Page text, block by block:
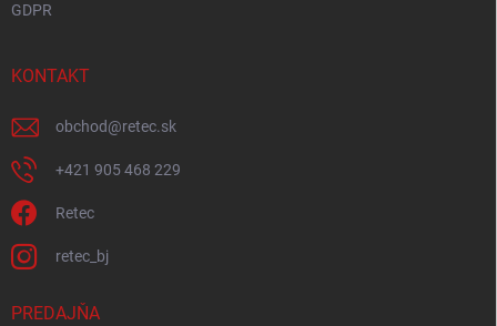
GDPR
KONTAKT
obchod@retec.sk
+421 905 468 229
Retec
retec_bj
PREDAJŇA